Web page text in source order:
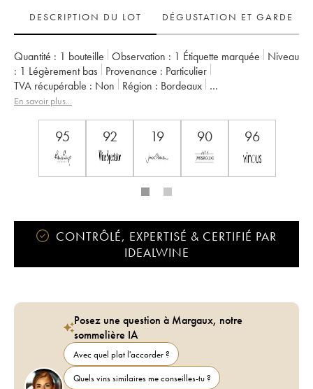
DESCRIPTION DU LOT
DÉGUSTATION ET GARDE
Quantité : 1 bouteille Observation : 1 Étiquette marquée
Niveau
: 1 Légèrement bas Provenance : particulier
TVA récupérable :
non Région :
Bordeaux
Appellation :
En savoir plus...
95 92 19 90 96
CONTRÔLÉ, EXPERTISÉ & CERTIFIÉ PAR
IDEALWINE
Posez une question à Margaux, notre
sommelière IA
Avec quel plat l'accorder ?
Quels vins similaires me conseilles-tu ?